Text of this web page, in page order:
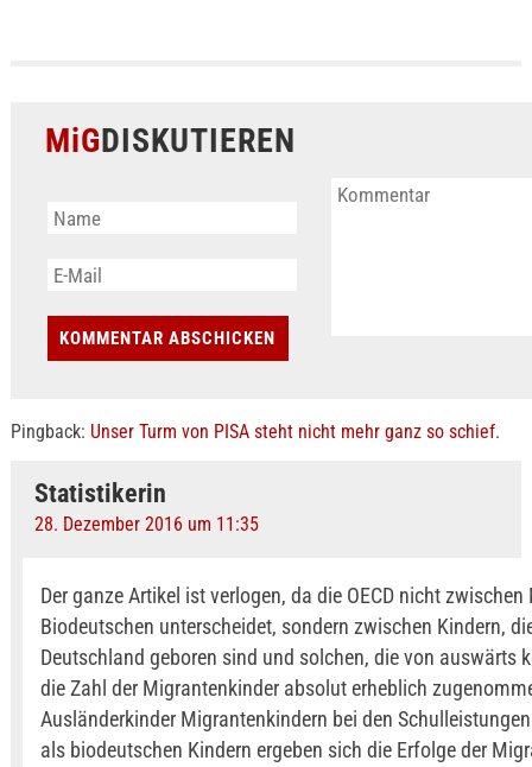
MiGDISKUTIEREN
Pingback: Unser Turm von PISA steht nicht mehr ganz so schief.
Statistikerin
28. Dezember 2016 um 11:35
Der ganze Artikel ist verlogen, da die OECD nicht
Biodeutschen unterscheidet, sondern zwischen Kindern,
Deutschland geboren sind und solchen, die von auswärts
die Zahl der Migrantenkinder absolut erheblich
Ausländerkinder Migrantenkindern bei den
als biodeutschen Kindern ergeben sich die Erfolge der